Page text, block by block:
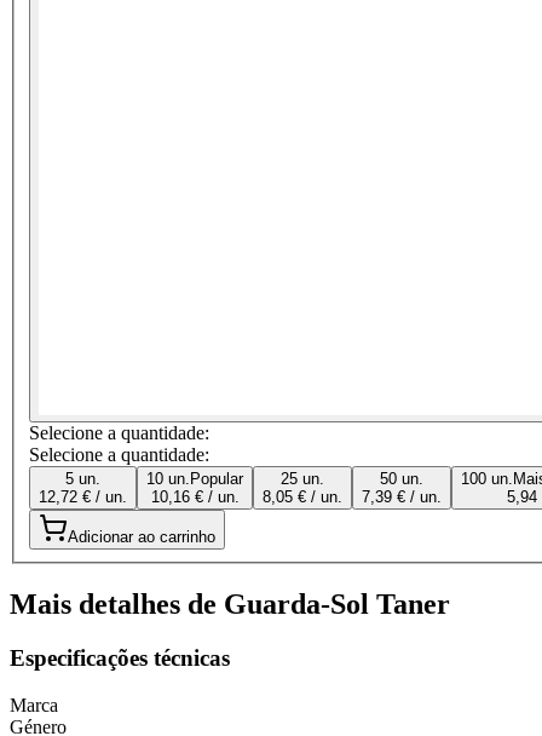
Selecione a quantidade:
Selecione a quantidade:
5 un.
12,72 € / un.
10 un. Popular
10,16 € / un.
25 un.
8,05 € / un.
50 un.
7,39 € / un.
100 un.
5,94
Adicionar ao carrinho
Mais detalhes de Guarda-Sol Taner
Especificações técnicas
Marca
Género